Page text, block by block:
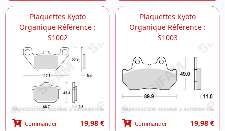
Plaquettes Kyoto
Organique Référence :
S1002
Commander 19,98 €
Plaquettes Kyoto
Organique Référence :
S1003
Commander 19,98 €